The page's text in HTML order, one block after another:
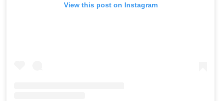
View this post on Instagram